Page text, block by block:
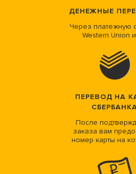
ДЕНЕЖНЫЕ
Через платежную
Western Union и
ПЕРЕВОД НА
После
заказа вам
номер карты на